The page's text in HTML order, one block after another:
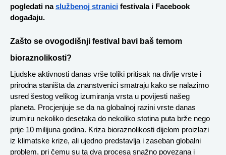
pogledati na službenoj stranici festivala i Facebook
događaju.
Zašto se ovogodišnji festival bavi baš temom
bioraznolikosti?
Ljudske aktivnosti danas vrše toliki pritisak na divlje vrste i
prirodna staništa da znanstvenici smatraju kako se nalazimo
usred šestog velikog izumiranja vrsta u povijesti našeg
planeta. Procjenjuje se da na globalnoj razini vrste danas
izumiru nekoliko desetaka do nekoliko stotina puta brže nego
prije 10 milijuna godina. Kriza bioraznolikosti dijelom proizlazi
iz klimatske krize, ali ujedno predstavlja i zaseban globalni
problem, pri čemu su ta dva procesa snažno povezana i